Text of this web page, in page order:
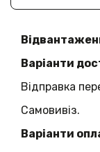
Варіанти
Відправка
Самовивіз.
Варіанти